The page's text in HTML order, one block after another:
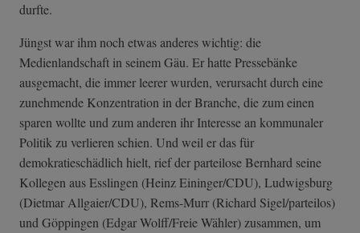
durfte.
Jüngst war ihm noch etwas anderes wichtig: die
Medienlandschaft in seinem Gäu. Er hatte Pressebänke
ausgemacht, die immer leerer wurden, verursacht durch eine
zunehmende Konzentration in der Branche, die zum einen
sparen wollte und zum anderen ihr Interesse an kommunaler
Politik zu verlieren schien. Und weil er das für
demokratieschädlich hielt, rief der parteilose Bernhard seine
Kollegen aus Esslingen (Heinz Eininger/CDU), Ludwigsburg
(Dietmar Allgaier/CDU), Rems-Murr (Richard Sigel/parteilos)
und Göppingen (Edgar Wolff/Freie Wähler) zusammen, um